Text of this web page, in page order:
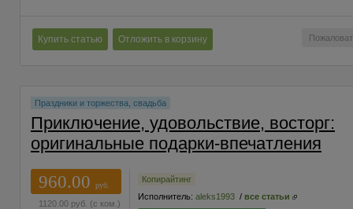
Купить статью Отложить в корзину
Праздники и торжества, свадьба
Приключение, удовольствие, восторг:
оригинальные подарки-впечатления
960.00
руб.
1120.00 руб. (с ком.)
Копирайтинг
Исполнитель: aleks1993 / все статьи